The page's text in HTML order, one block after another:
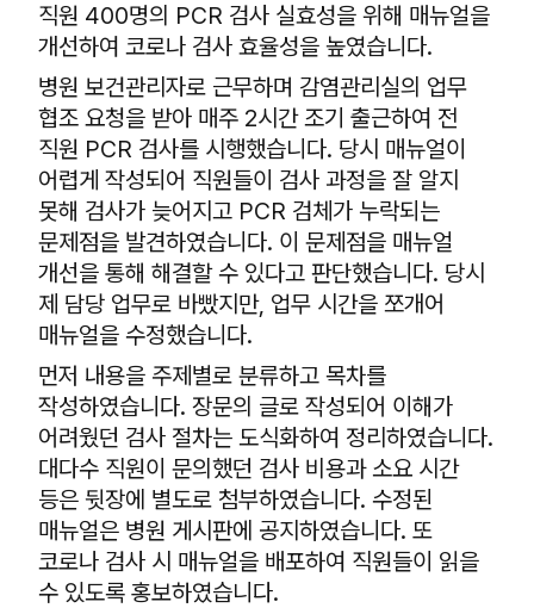
직원 400명의 PCR 검사 실효성을 위해 매뉴얼을
개선하여 코로나 검사 효율성을 높였습니다.
병원 보건관리자로 근무하며 감염관리실의 업무
협조 요청을 받아 매주 2시간 조기 출근하여 전
직원 PCR 검사를 시행했습니다. 당시 매뉴얼이
어렵게 작성되어 직원들이 검사 과정을 잘 알지
못해 검사가 늦어지고 PCR 검체가 누락되는
문제점을 발견하였습니다. 이 문제점을 매뉴얼
개선을 통해 해결할 수 있다고 판단했습니다. 당시
제 담당 업무로 바빴지만, 업무 시간을 쪼개어
매뉴얼을 수정했습니다.
먼저 내용을 주제별로 분류하고 목차를
작성하였습니다. 장문의 글로 작성되어 이해가
어려웠던 검사 절차는 도식화하여 정리하였습니다.
대다수 직원이 문의했던 검사 비용과 소요 시간
등은 뒷장에 별도로 첨부하였습니다. 수정된
매뉴얼은 병원 게시판에 공지하였습니다. 또
코로나 검사 시 매뉴얼을 배포하여 직원들이 읽을
수 있도록 홍보하였습니다.